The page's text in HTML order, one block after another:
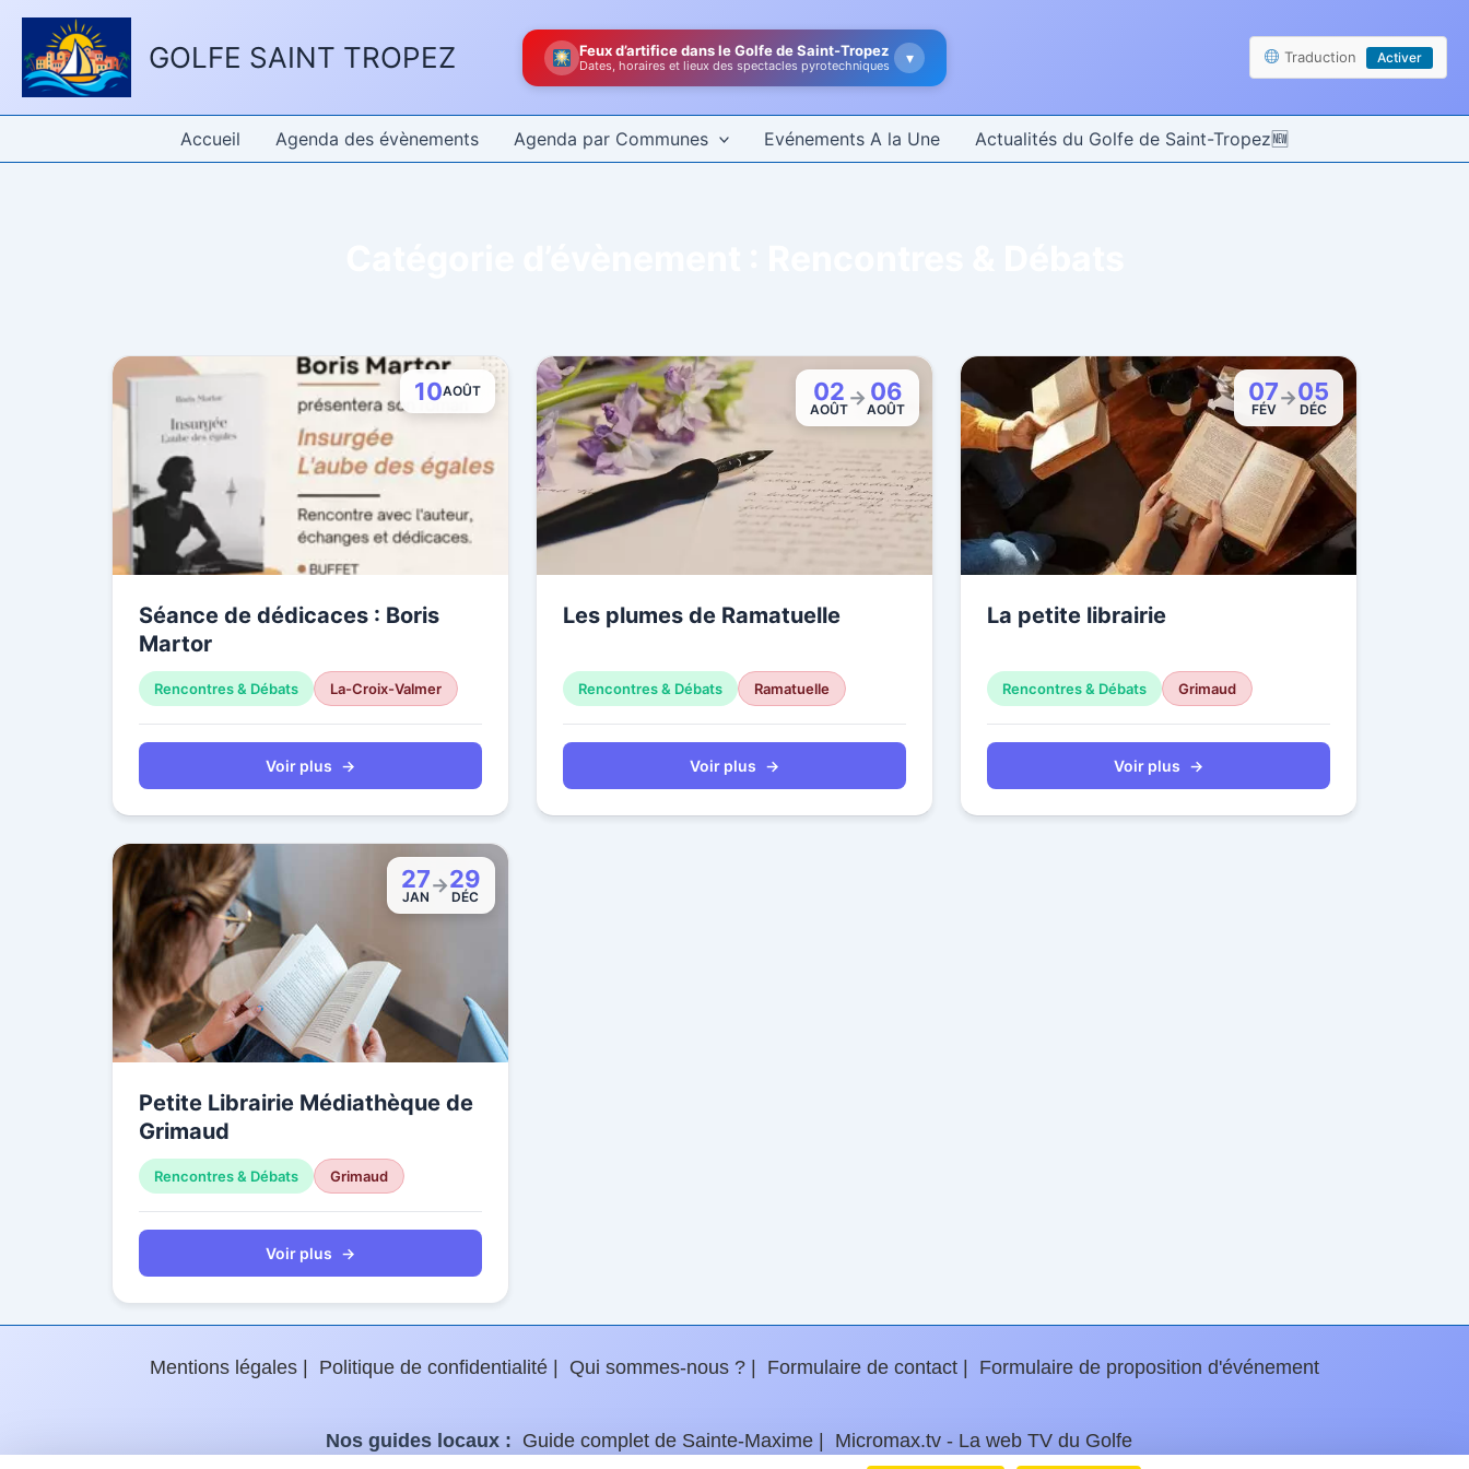
Panneau de gestion des cookies
Aller
contenu
GOLFE SAINT TROPEZ Feux d’artifice dans le Golfe de Saint-Tropez
Dates, horaires et lieux des spectacles pyrotechniques ▾ Traduction Activer
Accueil Agenda des évènements Agenda par Communes Evénements A la Une Actualités du Golfe de Saint-Tropez
10AOÛT
Séance de dédicaces : Boris
Martor
Rencontres & Débats La-Croix-Valmer
Voir plus →
02
AOÛT
→ 06
AOÛT
Les plumes de Ramatuelle
Rencontres & Débats Ramatuelle
Voir plus →
07
FÉV
→05
DÉC
La petite librairie
Rencontres & Débats Grimaud
Voir plus →
27
JAN
→29
DÉC
Petite Librairie Médiathèque de
Grimaud
Rencontres & Débats Grimaud
Voir plus →
Mentions légales Politique de confidentialité Qui sommes-nous ? Formulaire de contact Formulaire de proposition d'événement
Nos guides locaux : Guide complet de Sainte-Maxime
Micromax.tv - La web TV du Golfe